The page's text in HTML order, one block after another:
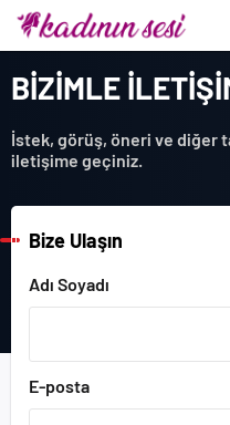
BİZİMLE
İstek, görüş, öneri ve diğer
iletişime geçiniz.
Bize Ulaşın
Adı Soyadı
E-posta